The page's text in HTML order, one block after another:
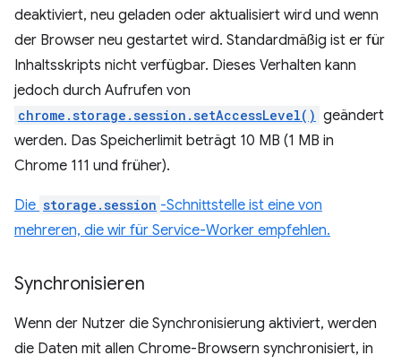
deaktiviert, neu geladen oder aktualisiert wird und wenn
der Browser neu gestartet wird. Standardmäßig ist er für
Inhaltsskripts nicht verfügbar. Dieses Verhalten kann
jedoch durch Aufrufen von
chrome.storage.session.setAccessLevel() geändert
werden. Das Speicherlimit beträgt 10 MB (1 MB in
Chrome 111 und früher).
Die storage.session -Schnittstelle ist eine von
mehreren, die wir für Service-Worker empfehlen.
Synchronisieren
Wenn der Nutzer die Synchronisierung aktiviert, werden
die Daten mit allen Chrome-Browsern synchronisiert, in